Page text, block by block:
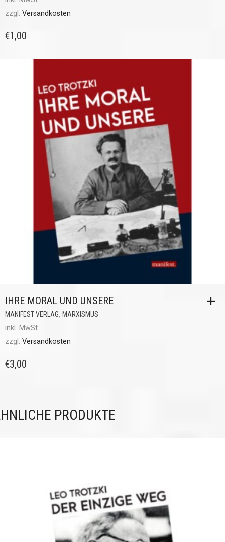
zzgl. Versandkosten
€1,00
IHRE MORAL UND UNSERE
MANIFEST VERLAG, MARXISMUS
inkl. MwSt.
zzgl. Versandkosten
€3,00
PRODUKTE